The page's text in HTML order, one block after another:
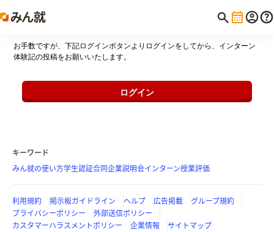
お手数ですが、下記ログインボタンよりログインをしてから、インターン
体験記の投稿をお願いいたします。
ログイン
キーワード
みん就の使い方学生認証合同企業説明会インターン授業評価
利用規約 掲示板ガイドライン ヘルプ 広告掲載
グループ規約
プライバシーポリシー
外部送信ポリシー
カスタマーハラスメントポリシー
企業情報 サイトマップ